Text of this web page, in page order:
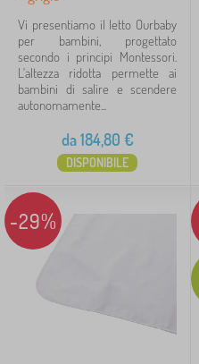
Vi presentiamo il letto Ourbaby
per bambini, progettato
secondo i principi Montessori.
L'altezza ridotta permette ai
bambini di salire e scendere
autonomamente...
da184,80 €
DISPONIBILE
-29%